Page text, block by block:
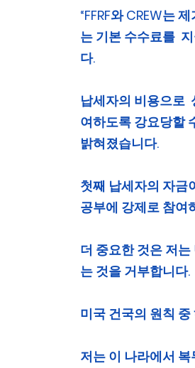
“FFRF와 CREW는
는 기본 수수료를
다.
납세자의 비용으로
여하도록 강요당할
밝혀졌습니다.
첫째 납세자의 자금
공부에 강제로 참여
더 중요한 것은 저
는 것을 거부합니다.
미국 건국의 원칙
저는 이 나라에서